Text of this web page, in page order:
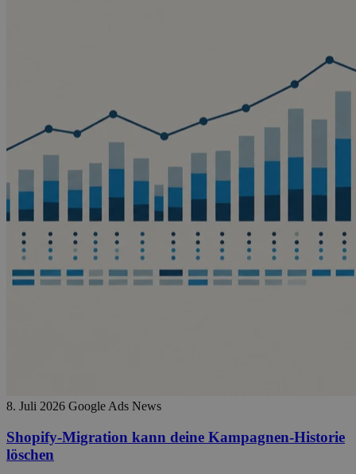
8. Juli 2026 Google Ads News
Shopify-Migration kann deine Kampagnen-Historie
löschen